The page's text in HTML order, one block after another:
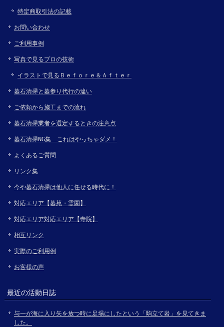
特定商取引法の記載
お問い合わせ
ご利用事例
写真で見るプロの技術
イラストで見るＢｅｆｏｒｅ＆Ａｆｔｅｒ
墓石清掃と墓参り代行の違い
ご依頼から施工までの流れ
墓石清掃業者を選定するときの注意点
墓石清掃NG集 これはやっちゃダメ！
よくあるご質問
リンク集
今や墓石清掃は他人に任せる時代に！
対応エリア【墓苑・霊園】
対応エリア対応エリア【寺院】
相互リンク
実際のご利用例
お客様の声
最近の活動日誌
与一が海に入り矢を放つ時に足場にしたという「駒立て岩」を見てきま
した。